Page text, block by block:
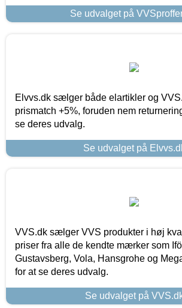
Se udvalget på
Elvvs.dk sælger både elartikler og
prismatch +5%, foruden nem
se deres udvalg.
Se udvalget på
VVS.dk sælger VVS produkter i høj
priser fra alle de kendte mærker som
Gustavsberg, Vola, Hansgrohe og
for at se deres udvalg.
Se udvalget på